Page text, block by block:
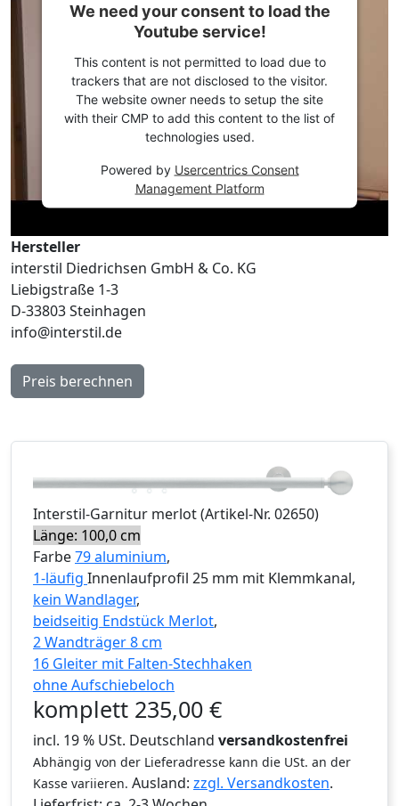
We need your consent to load the
Youtube service!
This content is not permitted to load due to
trackers that are not disclosed to the visitor.
The website owner needs to setup the site
with their CMP to add this content to the list of
technologies used.
Powered by Usercentrics Consent
Management Platform
Hersteller
interstil Diedrichsen GmbH & Co. KG
Liebigstraße 1-3
D-33803 Steinhagen
info@interstil.de
Preis berechnen
Interstil-Garnitur merlot(Artikel-Nr. 02650)
Länge: 100,0 cm
Farbe79 aluminium,
1-läufig Innenlaufprofil 25 mm mit Klemmkanal,
kein Wandlager,
beidseitig Endstück Merlot,
2 Wandträger 8 cm
16 Gleiter mit Falten-Stechhaken
ohne Aufschiebeloch
komplett 235,00 €
incl. 19 % USt. Deutschland versandkostenfrei
Abhängig von der Lieferadresse kann die USt. an der
Kasse variieren. Ausland: zzgl. Versandkosten.